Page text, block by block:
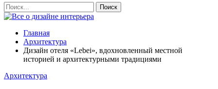
Главная
Архитектура
Дизайн отеля «Lebei», вдохновленный местной
историей и архитектурными традициями
Архитектура